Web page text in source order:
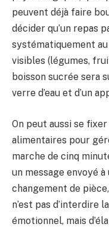
peuvent déjà faire
décider qu’un repas
systématiquement
visibles (légumes,
boisson sucrée sera
verre d’eau et d’un
On peut aussi se
alimentaires pour
marche de cinq
un message envoyé
changement de pièce,
n’est pas d’interdire
émotionnel, mais